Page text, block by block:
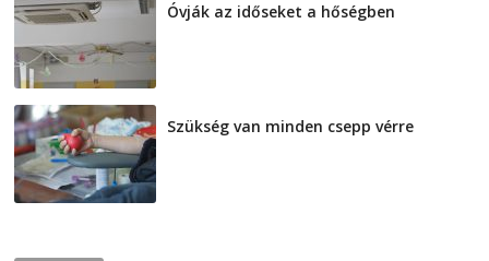
Óvják az időseket a hőségben
Szükség van minden csepp vérre